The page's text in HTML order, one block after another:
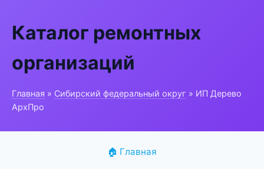
Каталог ремонтных
организаций
Главная » Сибирский федеральный округ » ИП Дерево
АрхПро
🏠 Главная